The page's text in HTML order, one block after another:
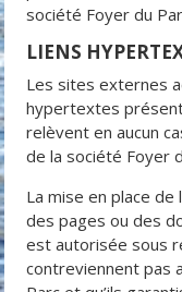
société Foyer du
LIENS
Les sites externes
hypertextes
relèvent en aucun
de la société Foyer
La mise en place
des pages ou des
est autorisée sous
contreviennent pas